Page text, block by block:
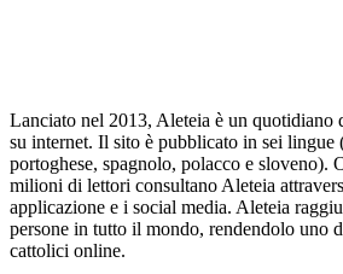
Lanciato nel 2013, Aleteia è un quotidiano
su internet. Il sito è pubblicato in sei lingue
portoghese, spagnolo, polacco e sloveno).
milioni di lettori consultano Aleteia
applicazione e i social media. Aleteia
persone in tutto il mondo, rendendolo uno
cattolici online.